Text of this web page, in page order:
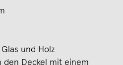
und Holz
den Deckel mit einem